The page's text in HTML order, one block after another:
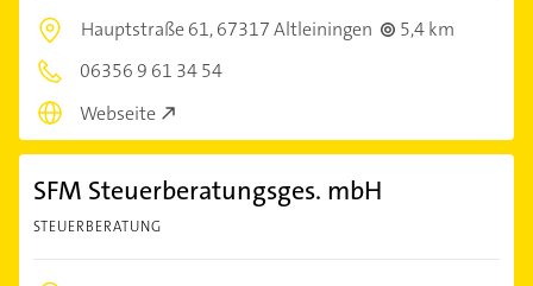
Hauptstraße 61,67317 Altleiningen
5,4 km
06356 9 61 34 54
Webseite
SFM Steuerberatungsges. mbH
STEUERBERATUNG